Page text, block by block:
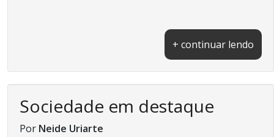
+ continuar lendo
Sociedade em destaque
Por Neide Uriarte